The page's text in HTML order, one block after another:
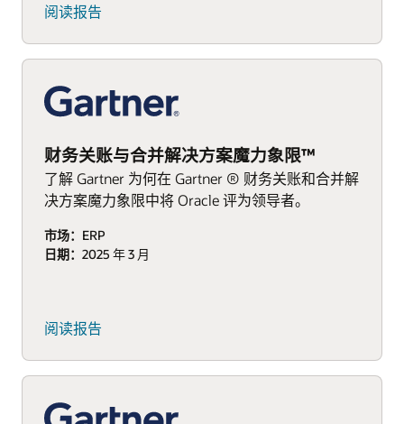
阅读报告
财务关账与合并解决方案魔力象限™
了解 Gartner 为何在 Gartner ® 财务关账和合并解
决方案魔力象限中将 Oracle 评为领导者。
市场： ERP
日期： 2025 年 3 月
阅读报告